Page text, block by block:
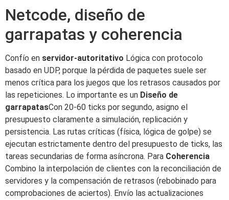
Netcode, diseño de
garrapatas y coherencia
Confío en servidor-autoritativo Lógica con protocolo
basado en UDP, porque la pérdida de paquetes suele ser
menos crítica para los juegos que los retrasos causados por
las repeticiones. Lo importante es un Diseño de
garrapatasCon 20-60 ticks por segundo, asigno el
presupuesto claramente a simulación, replicación y
persistencia. Las rutas críticas (física, lógica de golpe) se
ejecutan estrictamente dentro del presupuesto de ticks, las
tareas secundarias de forma asíncrona. Para Coherencia
Combino la interpolación de clientes con la reconciliación de
servidores y la compensación de retrasos (rebobinado para
comprobaciones de aciertos). Envío las actualizaciones